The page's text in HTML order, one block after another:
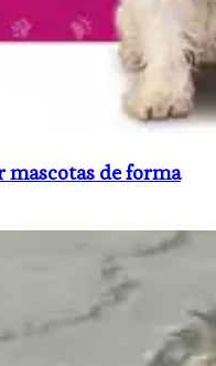
de forma